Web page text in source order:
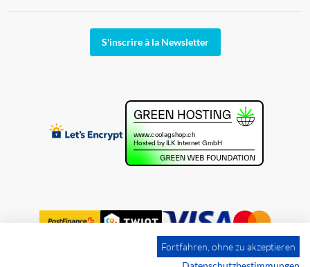
S'inscrire à la Newsletter
Fortfahren, ohne zu akzeptieren